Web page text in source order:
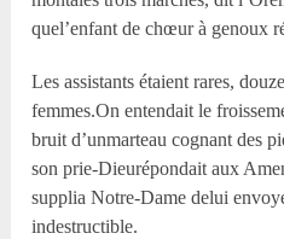
quel’enfant de chœur à genoux
Les assistants étaient rares,
femmes.On entendait le
bruit d’unmarteau cognant des
son prie-Dieurépondait aux
supplia Notre-Dame delui
indestructible.